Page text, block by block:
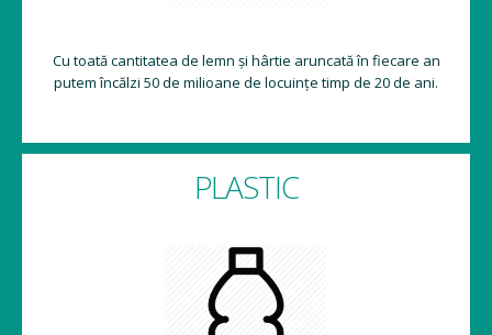
Cu toată cantitatea de lemn și hârtie aruncată în fiecare an
putem încălzi 50 de milioane de locuințe timp de 20 de ani.
PLASTIC